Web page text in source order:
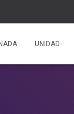
UNIDAD